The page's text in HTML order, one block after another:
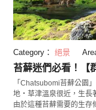
Category： 絕景
苔蘚迷們必看！【
「Chatsubomi苔蘚公園
地・草津溫泉很近，生長
由於這種苔蘚需要的生存